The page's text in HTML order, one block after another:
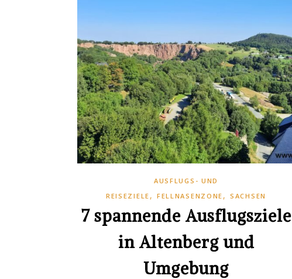
AUSFLUGS- UND
REISEZIELE , FELLNASENZONE ,SACHSEN
7 spannende Ausflugsziele
in Altenberg und
Umgebung